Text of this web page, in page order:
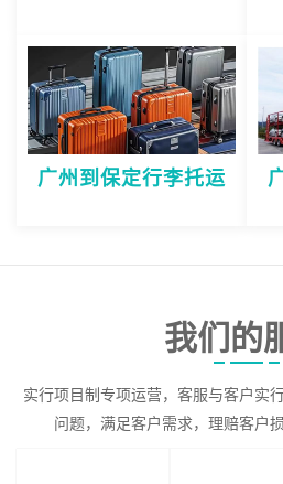
广州到保定行李托运
我们的
实行项目制专项运营，客服与客户实
问题，满足客户需求，理赔客户